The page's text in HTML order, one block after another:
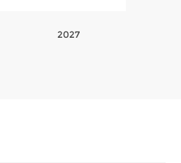
2027